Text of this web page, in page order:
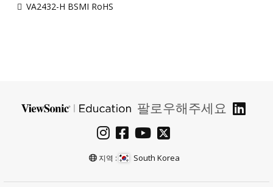
VA2432-H BSMI RoHS
팔로우해주세요
지역 : South Korea